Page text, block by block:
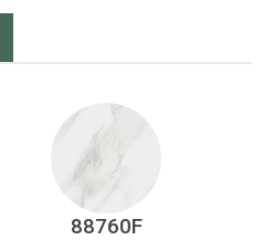
88760F